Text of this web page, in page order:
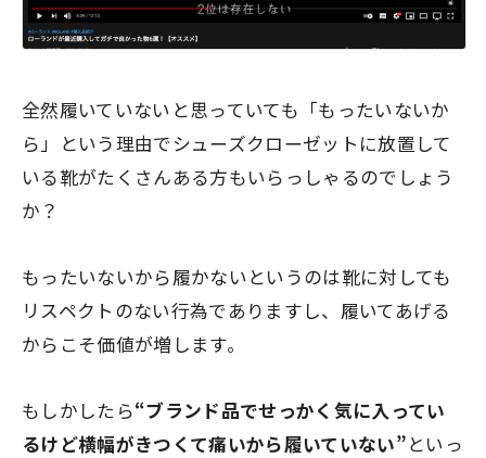
全然履いていないと思っていても 「もったいないか
ら」
という理由でシューズクローゼットに放置して
いる靴がたくさんある方もいらっしゃるのでしょう
か？
もったいないから履かないというのは靴に対しても
リスペクトのない行為でありますし、履いてあげる
からこそ価値が増します。
もしかしたら“ブランド品でせっかく気に入ってい
るけど横幅がきつくて痛いから履いていない”といっ